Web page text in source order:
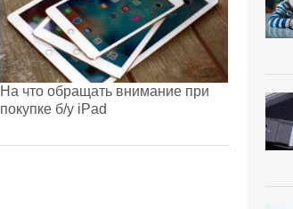
На что обращать внимание при
покупке б/у iPad